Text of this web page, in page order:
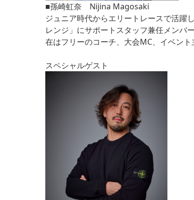
■孫崎虹奈 Nijina Magosaki
ジュニア時代からエリートレースで活躍
レンジ」にサポートスタッフ兼任メンバ
在はフリーのコーチ、大会MC、イベント
スペシャルゲスト